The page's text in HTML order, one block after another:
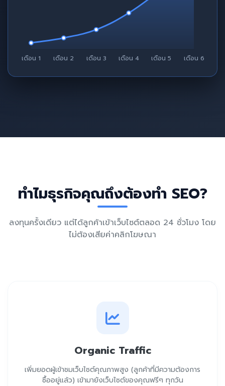
ทำไมธุรกิจคุณถึงต้องทำ SEO?
ลงทุนครั้งเดียว แต่ได้ลูกค้าเข้าเว็บไซต์ตลอด 24 ชั่วโมง โดย
ไม่ต้องเสียค่าคลิกโฆษณา
Organic Traffic
เพิ่มยอดผู้เข้าชมเว็บไซต์คุณภาพสูง (ลูกค้าที่มีความต้องการ
ซื้ออยู่แล้ว) เข้ามายังเว็บไซต์ของคุณฟรีๆ ทุกวัน